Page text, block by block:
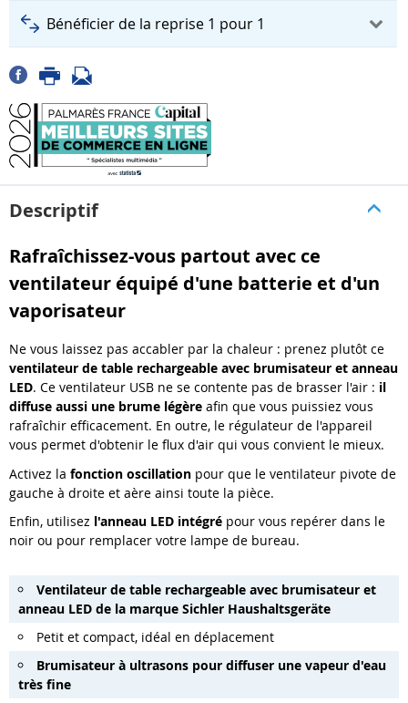
Bénéficier de la reprise 1 pour 1
Descriptif
Rafraîchissez-vous partout avec ce
ventilateur équipé d'une batterie et d'un
vaporisateur
Ne vous laissez pas accabler par la chaleur : prenez plutôt ce
ventilateur de table rechargeable avec brumisateur et anneau
LED. Ce ventilateur USB ne se contente pas de brasser l'air : il
diffuse aussi une brume légère afin que vous puissiez vous
rafraîchir efficacement. En outre, le régulateur de l'appareil
vous permet d'obtenir le flux d'air qui vous convient le mieux.
Activez la fonction oscillation pour que le ventilateur pivote de
gauche à droite et aère ainsi toute la pièce.
Enfin, utilisez l'anneau LED intégré pour vous repérer dans le
noir ou pour remplacer votre lampe de bureau.
Ventilateur de table rechargeable avec brumisateur et
anneau LED de la marque Sichler Haushaltsgeräte
Petit et compact, idéal en déplacement
Brumisateur à ultrasons pour diffuser une vapeur d'eau
très fine